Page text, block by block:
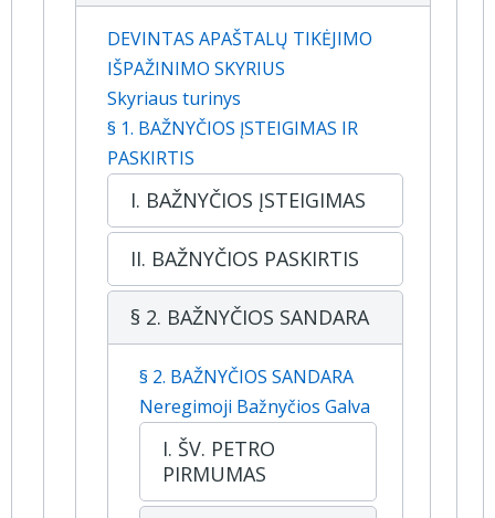
DEVINTAS APAŠTALŲ TIKĖJIMO
IŠPAŽINIMO SKYRIUS
Skyriaus turinys
§ 1. BAŽNYČIOS ĮSTEIGIMAS IR
PASKIRTIS
I. BAŽNYČIOS ĮSTEIGIMAS
II. BAŽNYČIOS PASKIRTIS
§ 2. BAŽNYČIOS SANDARA
§ 2. BAŽNYČIOS SANDARA
Neregimoji Bažnyčios Galva
I. ŠV. PETRO
PIRMUMAS